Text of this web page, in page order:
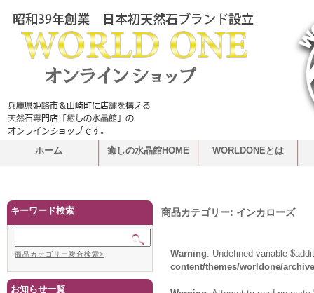
ホーム 癒しの水晶館HOME WORLDONEとは
商品カテゴリー: インカローズ
Warning: Undefined variable
content/themes/worldone/
キーワード検索
商品カテゴリー複合検索>
お知らせ一覧